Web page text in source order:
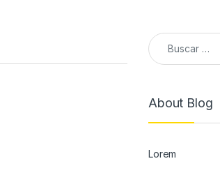
Buscar:
About Blog
Lorem